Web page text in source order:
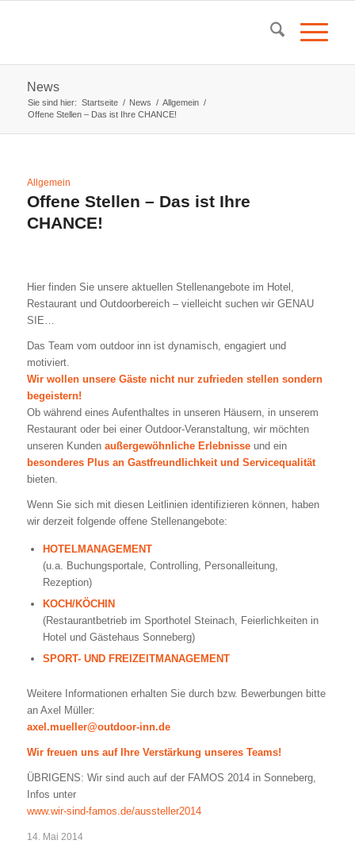
News
Sie sind hier: Startseite / News / Allgemein /
Offene Stellen – Das ist Ihre CHANCE!
Allgemein
Offene Stellen – Das ist Ihre
CHANCE!
Hier finden Sie unsere aktuellen Stellenangebote im Hotel,
Restaurant und Outdoorbereich – vielleicht suchen wir GENAU
SIE…
Das Team vom outdoor inn ist dynamisch, engagiert und
motiviert.
Wir wollen unsere Gäste nicht nur zufrieden stellen sondern
begeistern!
Ob während eines Aufenthaltes in unseren Häusern, in unserem
Restaurant oder bei einer Outdoor-Veranstaltung, wir möchten
unseren Kunden außergewöhnliche Erlebnisseund ein
besonderes Plus an Gastfreundlichkeit und Servicequalität
bieten.
Wenn Sie sich mit diesen Leitlinien identifizieren können, haben
wir derzeit folgende offene Stellenangebote:
HOTELMANAGEMENT
(u.a. Buchungsportale, Controlling, Personalleitung,
Rezeption)
KOCH/KÖCHIN
(Restaurantbetrieb im Sporthotel Steinach, Feierlichkeiten in
Hotel und Gästehaus Sonneberg)
SPORT- UND FREIZEITMANAGEMENT
Weitere Informationen erhalten Sie durch bzw. Bewerbungen bitte
an Axel Müller:
axel.mueller@outdoor-inn.de
Wir freuen uns auf Ihre Verstärkung unseres Teams!
ÜBRIGENS: Wir sind auch auf der FAMOS 2014 in Sonneberg,
Infos unter
www.wir-sind-famos.de/aussteller2014
14. Mai 2014